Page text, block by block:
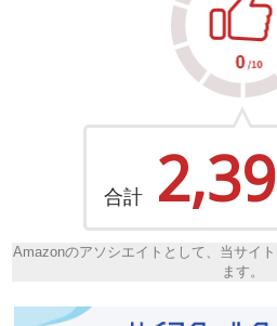
合計
Amazonのアソシエイトとして、当サイ
ます。